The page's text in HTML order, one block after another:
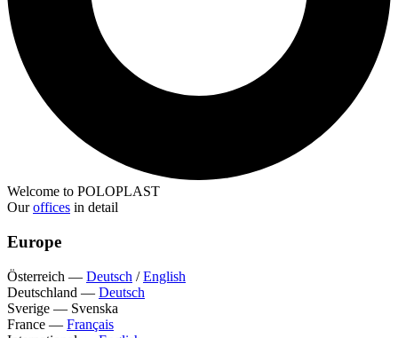
Welcome to POLOPLAST
Ouroffices in detail
Europe
Österreich — Deutsch /English
Deutschland — Deutsch
Sverige — Svenska
France — Français